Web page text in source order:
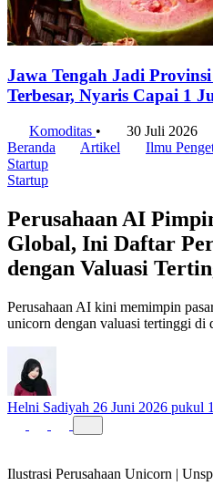
Jawa Tengah Jadi
Terbesar, Nyaris Capai 1
Komoditas •
30 Juli 2026
Beranda
Artikel
Ilmu
Startup
Startup
Perusahaan AI
Global, Ini Daftar
dengan Valuasi
Perusahaan AI kini memimpin
unicorn dengan valuasi tertinggi di
Helni Sadiyah 26 Juni 2026 pukul